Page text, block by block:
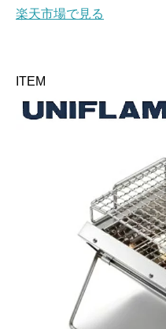
楽天市場で見る
ITEM